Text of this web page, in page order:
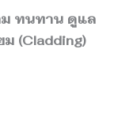
ม ทนทาน ดูแล
(Cladding)